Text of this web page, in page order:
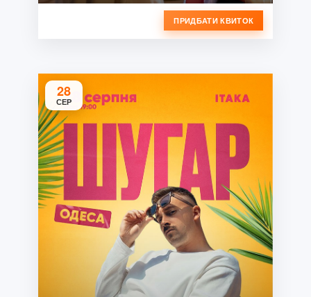
ПРИДБАТИ КВИТОК
28
СЕР